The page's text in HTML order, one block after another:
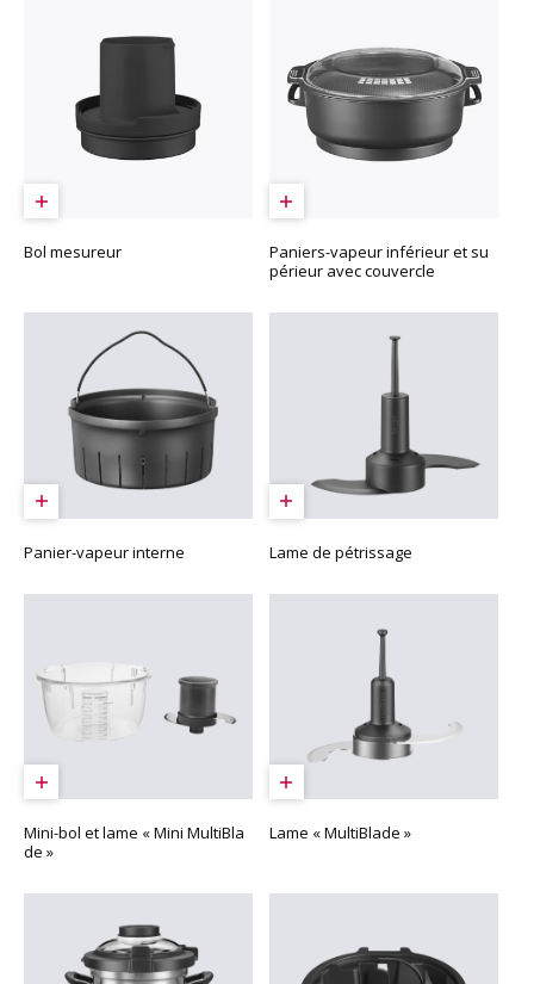
Bol mesureur
Paniers-vapeur inférieur et su
périeur avec couvercle
Panier-vapeur interne Lame de pétrissage
Mini-bol et lame « Mini MultiBla
de »
Lame « MultiBlade »